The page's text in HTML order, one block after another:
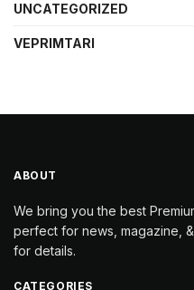
UNCATEGORIZED
VEPRIMTARI
ABOUT
We bring you the best
perfect for news, magazine,
for details.
CATEGORIES